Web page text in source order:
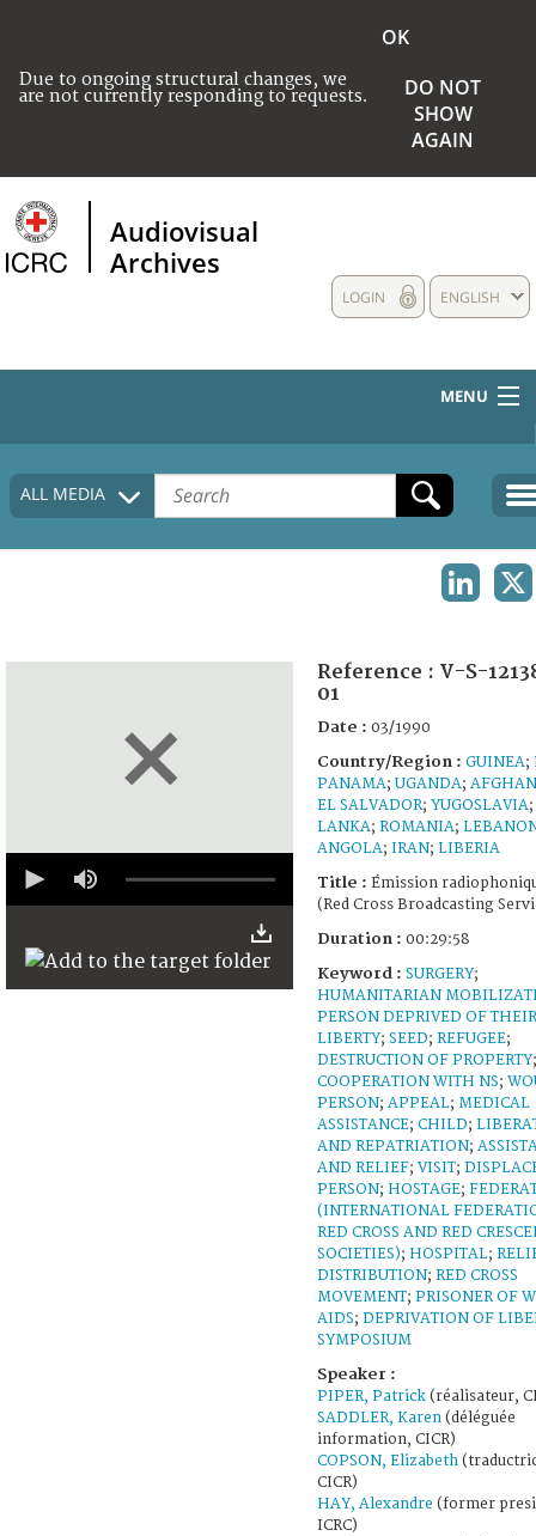
Due to ongoing structural changes, we
are not currently responding to requests.
OK
DO NOT
SHOW
AGAIN
Audiovisual
Archives
ENGLISH
LOGIN
MENU
HOME
COLLECTIONS DESCRIPTION
ALL MEDIA
seconds
Reference : V-S-
01
Date : 03/1990
Country/Region : GUINEA;
PANAMA; UGANDA;
EL SALVADOR; YUGOSLAVIA;
LANKA; ROMANIA;
ANGOLA; IRAN; LIBERIA
Title : Émission
(Red Cross Broadcasting
Duration : 00:29:58
Keyword : SURGERY;
HUMANITARIAN
PERSON DEPRIVED OF THEIR
LIBERTY; SEED; REFUGEE;
DESTRUCTION OF PROPERTY;
COOPERATION WITH NS;
PERSON; APPEAL; MEDICAL
ASSISTANCE; CHILD;
AND REPATRIATION;
AND RELIEF; VISIT;
PERSON; HOSTAGE;
(INTERNATIONAL
RED CROSS AND RED
SOCIETIES); HOSPITAL;
DISTRIBUTION; RED CROSS
MOVEMENT; PRISONER OF
AIDS; DEPRIVATION OF
SYMPOSIUM
Speaker :
PIPER, Patrick (réalisateur,
SADDLER, Karen (déléguée
information, CICR)
COPSON, Elizabeth
CICR)
HAY, Alexandre (former
ICRC)